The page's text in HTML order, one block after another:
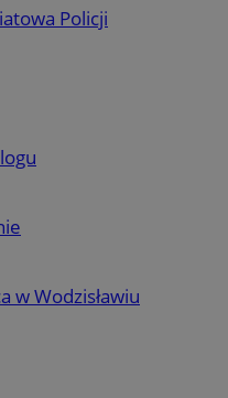
Policji
w Wodzisławiu